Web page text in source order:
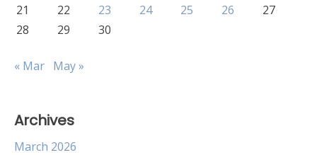
21
22 23 24 25 26
27
28
29 30
« Mar May »
Archives
March 2026